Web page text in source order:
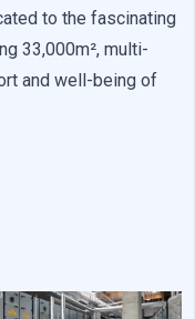
to the fascinating
33,000m², multi-
and well-being of
— это файлы,